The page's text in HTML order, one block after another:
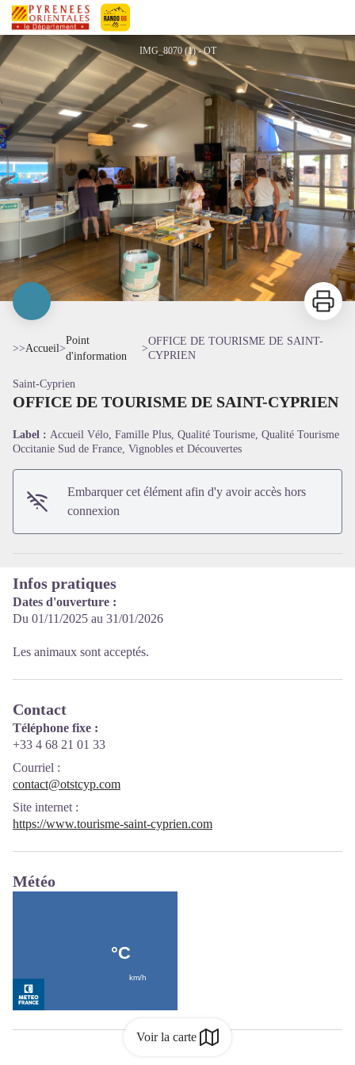
Pyrénées-Orientales Le Département
OFFICE DE TOURISME DE SAINT-CYPRIEN
Voir la carte
IMG_8070 (1) - OT
Voir l'image en plein écran
Imprimer
>>Accueil>
Point
d'information
>
OFFICE DE TOURISME DE SAINT-
CYPRIEN
Saint-Cyprien
OFFICE DE TOURISME DE SAINT-CYPRIEN
Label : Accueil Vélo, Famille Plus, Qualité Tourisme, Qualité Tourisme
Occitanie Sud de France, Vignobles et Découvertes
Embarquer cet élément afin d'y avoir accès hors
connexion
Infos pratiques
Dates d'ouverture :
Du 01/11/2025 au 31/01/2026
Les animaux sont acceptés.
Contact
Téléphone fixe :
+33 4 68 21 01 33
Courriel :
contact@otstcyp.com
Site internet :
https://www.tourisme-saint-cyprien.com
Météo